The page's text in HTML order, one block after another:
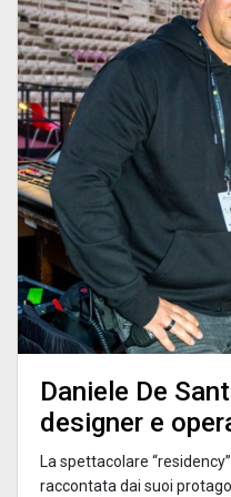
Daniele De
designer e
La spettacolare
raccontata dai suoi